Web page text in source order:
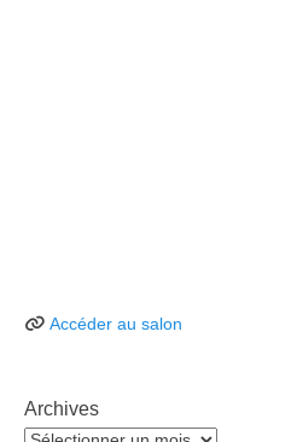
Accéder au salon
Archives